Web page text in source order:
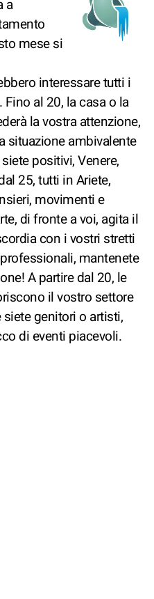
a
mese si
interessare tutti i
al 20, la casa o la
la vostra attenzione,
situazione ambivalente
positivi, Venere,
25, tutti in Ariete,
movimenti e
di fronte a voi, agita il
con i vostri stretti
mantenete
A partire dal 20, le
il vostro settore
genitori o artisti,
di eventi piacevoli.